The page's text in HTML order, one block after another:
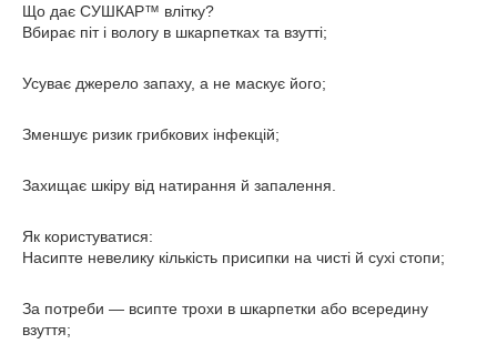
Що дає СУШКАР™ влітку?
Вбирає піт і вологу в шкарпетках та взутті;
Усуває джерело запаху, а не маскує його;
Зменшує ризик грибкових інфекцій;
Захищає шкіру від натирання й запалення.
Як користуватися:
Насипте невелику кількість присипки на чисті й сухі стопи;
За потреби — всипте трохи в шкарпетки або всередину
взуття;